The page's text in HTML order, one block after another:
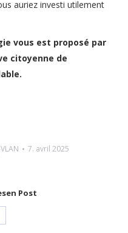
auriez investi utilement
vous est proposé par
citoyenne de
7. avril 2025
Post